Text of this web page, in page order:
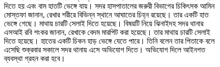
দিতে হয় এবং বাম হাতটি ভেঙ্গে যায়। সদর হাসপাতালের জরুরী বিভাগের চিকিৎসক আমিন
মোস্তফা জানান, রেখার শরীরে বিভিন্ন স্থানে আঘাতের চিহ্ন রয়েছে। তার একটি হাত
ভেঙ্গে গেছে। মাথায় চারটি সেলাই দিতে হয়েছে। বিষয়টি নিয়ে ঝিনাইদহ সদর থানার
এসআই রবি শংকর জানান, রেখাকে বেদম মারপিট করা হয়েছে। তার মাথায় চারটি সেলাই
দিতে হয়েছে। হাতের একটি চিকন হাড় ভেঙ্গে যেতে পারে। তিনি বলেন তার পিতাকে বলে
এসেছি শুক্রবার সকালে সদর থানায় এসে অভিযোগ দিতে। অভিযোগ দিলে আইনগত
ব্যবস্থা গ্রহন করা হবে।